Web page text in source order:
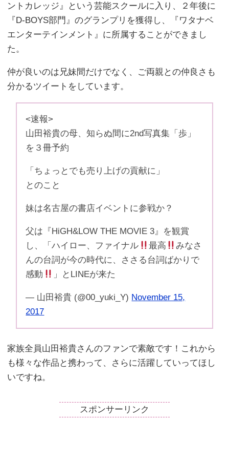
ントカレッジ』という芸能スクールに入り、２年後に
『D-BOYS部門』のグランプリを獲得し、『ワタナベ
エンターテインメント』に所属することができまし
た。
仲が良いのは兄妹間だけでなく、ご両親との仲良さも
分かるツイートをしています。
<速報>
山田裕貴の母、知らぬ間に2nd写真集「歩」
を３冊予約
「ちょっとでも売り上げの貢献に」
とのこと
妹は名古屋の書店イベントに参戦か？
父は『HiGH&LOW THE MOVIE 3』を観賞
し、「ハイロー、ファイナル
最高
みなさ
んの台詞が今の時代に、ささる台詞ばかりで
感動
」とLINEが来た
— 山田裕貴 (@00_yuki_Y) November 15,
2017
家族全員山田裕貴さんのファンで素敵です！これから
も様々な作品と携わって、さらに活躍していってほし
いですね。
スポンサーリンク